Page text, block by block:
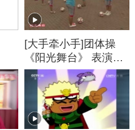
[大手牵小手]团体操
《阳光舞台》 表演：
黑龙江省哈尔滨市香
河小学